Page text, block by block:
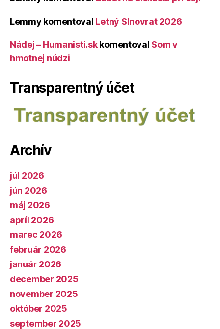
Lemmy komentoval Letný Slnovrat 2026
Nádej – Humanisti.skkomentoval Som v
hmotnej núdzi
Transparentný účet
Archív
júl 2026
jún 2026
máj 2026
apríl 2026
marec 2026
február 2026
január 2026
december 2025
november 2025
október 2025
september 2025